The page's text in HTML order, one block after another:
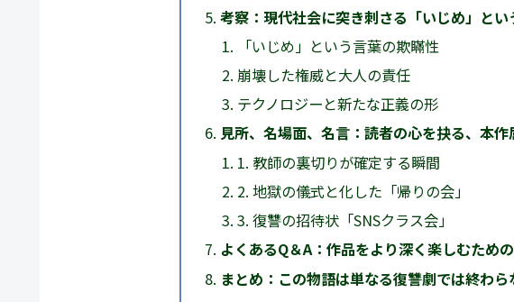
考察：現代社会に突き刺さる「いじめ」とい
「いじめ」という言葉の欺瞞性
崩壊した権威と大人の責任
テクノロジーと新たな正義の形
見所、名場面、名言：読者の心を抉る、本
1. 教師の裏切りが確定する瞬間
2. 地獄の儀式と化した「帰りの会」
3. 復讐の招待状「SNSクラス会」
よくあるQ＆A：作品をより深く楽しむため
まとめ：この物語は単なる復讐劇では終わら